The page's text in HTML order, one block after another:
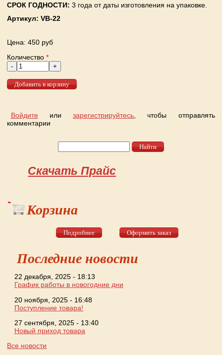
СРОК ГОДНОСТИ: 3 годаот даты изготовления на упаковке.
Артикул: VB-22
Цена: 450 руб
Количество*
Войдите илизарегистрируйтесь, чтобы отправлять
комментарии
Скачать Прайс
Корзина
Подробнее Оформить заказ
Последние новости
22 декабря, 2025 - 18:13
График работы в новогодние дни
20 ноября, 2025 - 16:48
Поступление товара!
27 сентября, 2025 - 13:40
Новый приход товара
Все новости